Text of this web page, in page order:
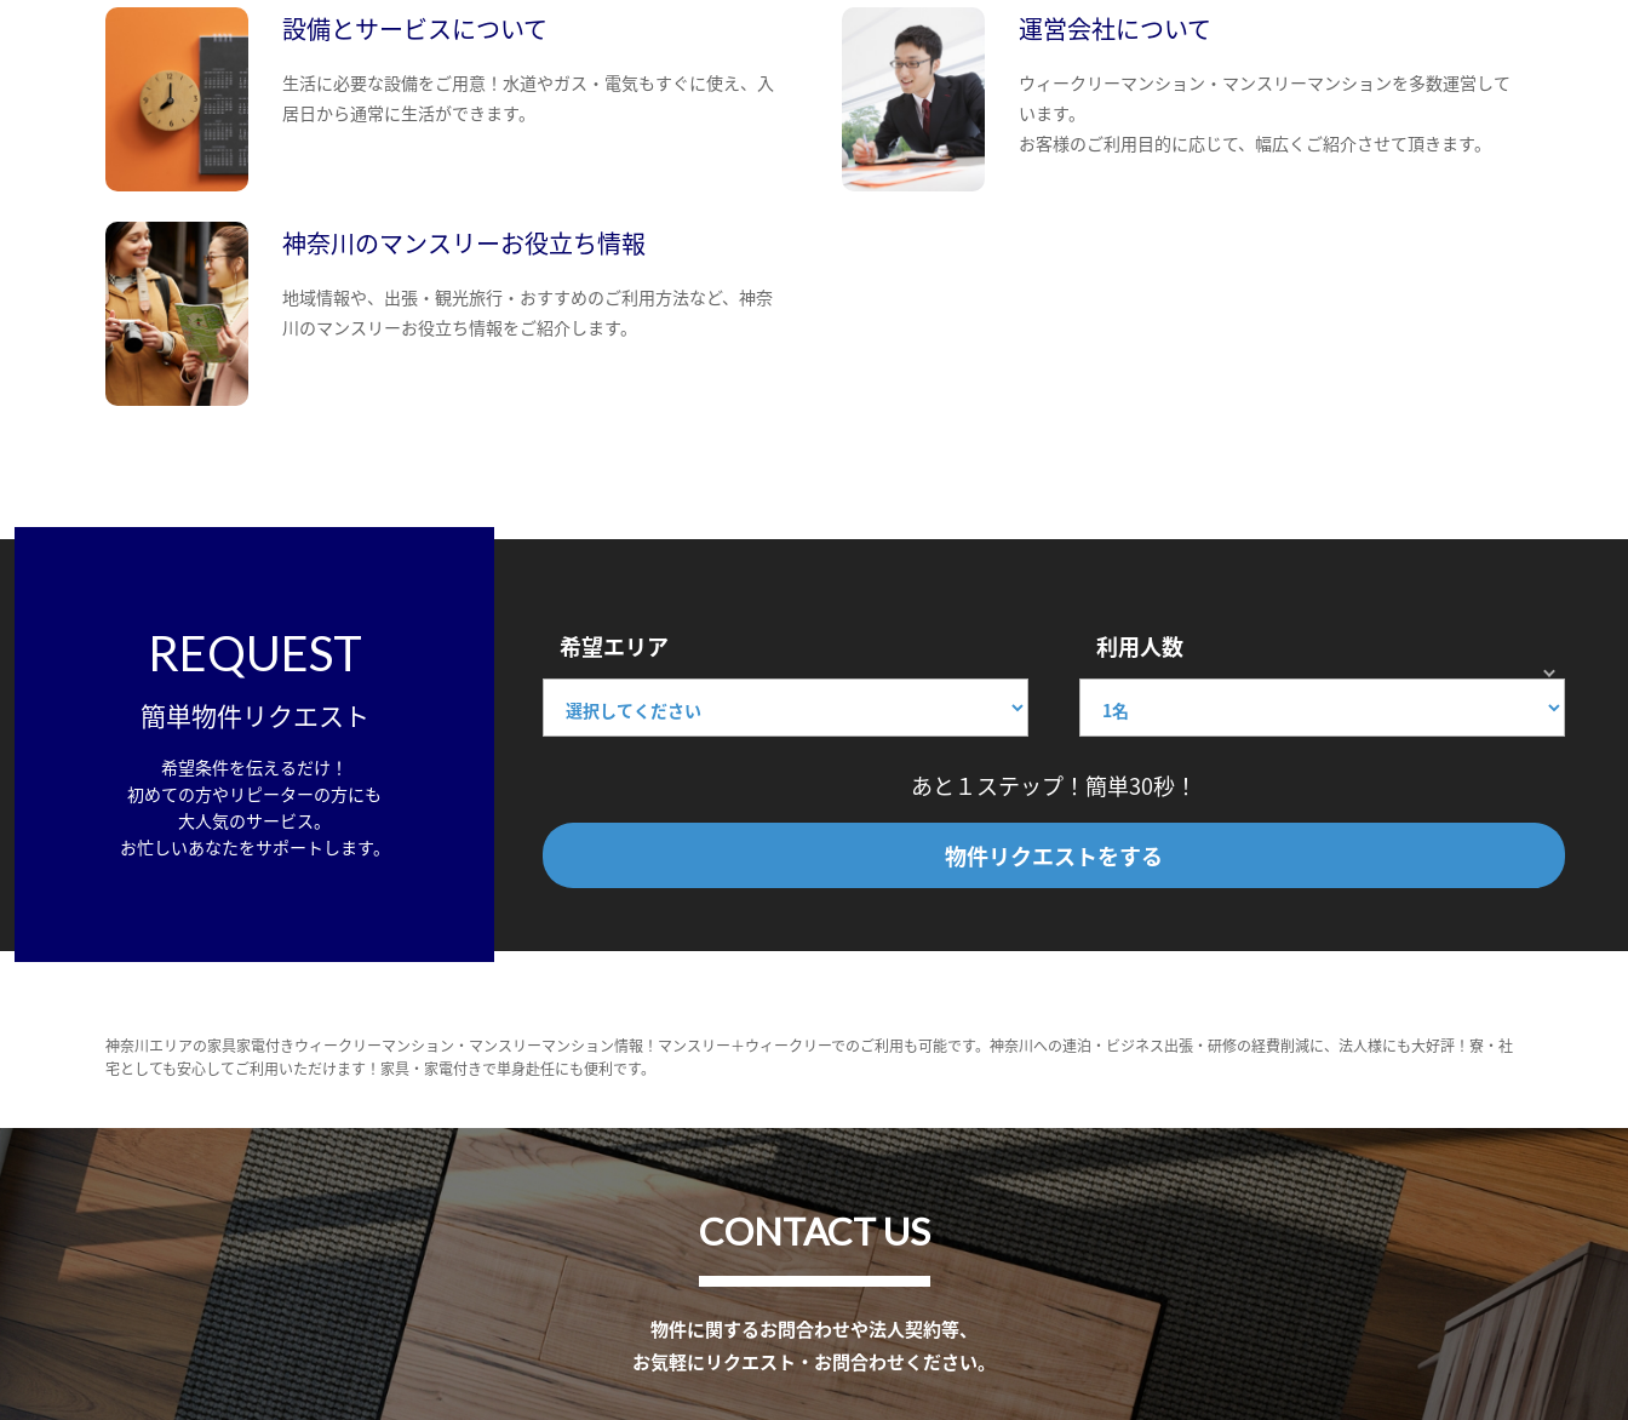
設備とサービスについて
生活に必要な設備をご用意！水道やガス・電気もすぐに使え、入
居日から通常に生活ができます。
運営会社について
ウィークリーマンション・マンスリーマンションを多数運営して
います。
お客様のご利用目的に応じて、幅広くご紹介させて頂きます。
神奈川のマンスリーお役立ち情報
地域情報や、出張・観光旅行・おすすめのご利用方法など、神奈
川のマンスリーお役立ち情報をご紹介します。
REQUEST
簡単物件リクエスト
希望条件を伝えるだけ！
初めての方やリピーターの方にも
大人気のサービス。
お忙しいあなたをサポートします。
希望エリア 利用人数
あと１ステップ！簡単30秒！
物件リクエストをする
神奈川エリアの家具家電付きウィークリーマンション・マンスリーマンション情報！マンスリー＋ウィークリーでのご利用も可能です。神奈川への連泊・ビジネス出張・研修の経費削減に、法人様にも大好評！寮・社
宅としても安心してご利用いただけます！家具・家電付きで単身赴任にも便利です。
CONTACT US
物件に関するお問合わせや法人契約等、
お気軽にリクエスト・お問合わせください。